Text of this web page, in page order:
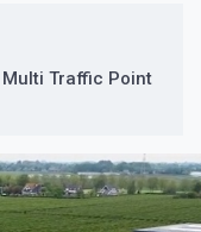
Traffic Point